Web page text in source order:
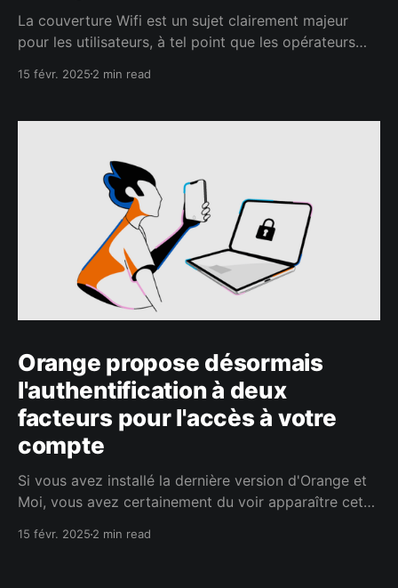
La couverture Wifi est un sujet clairement majeur
pour les utilisateurs, à tel point que les opérateurs
avant leur offre. Si vous êtes client Orange,
nouvel outil de diagnostic de
15 févr. 2025 2 min read
Orange propose désormais
l'authentification à deux
facteurs pour l'accès à votre
compte
Si vous avez installé la dernière version d'Orange et
Moi, vous avez certainement du voir apparaître cet
15 févr. 2025 2 min read